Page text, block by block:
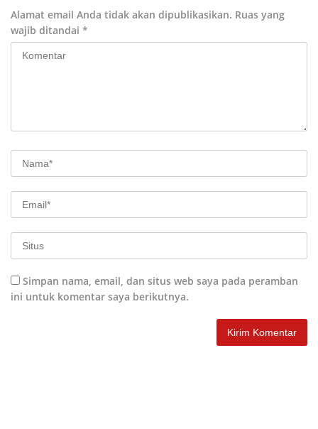
Alamat email Anda tidak akan dipublikasikan. Ruas yang
wajib ditandai *
Simpan nama, email, dan situs web saya pada peramban
ini untuk komentar saya berikutnya.